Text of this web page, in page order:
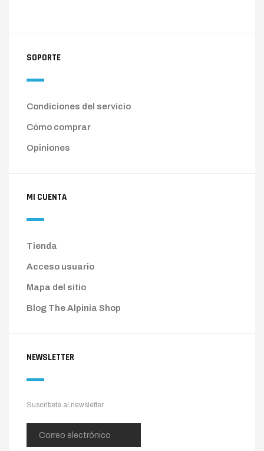
SOPORTE
Condiciones del servicio
Cómo comprar
Opiniones
MI CUENTA
Tienda
Acceso usuario
Mapa del sitio
Blog The Alpinia Shop
NEWSLETTER
Suscríbete al newsletter